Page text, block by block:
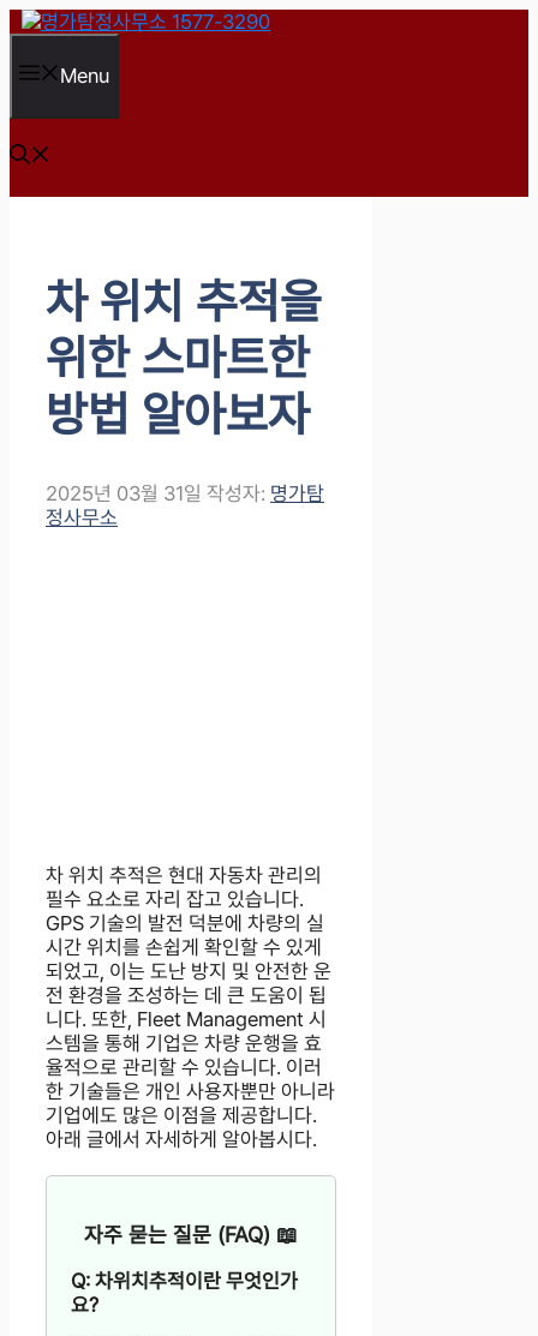
컨
츠
건
너
뛰
Menu
차 위치 추적을
위한 스마트한
방법 알아보자
2025년 03월 31일 작성자: 명가탐
정사무소
차 위치 추적은 현대 자동차 관리의
필수 요소로 자리 잡고 있습니다.
GPS 기술의 발전 덕분에 차량의 실
시간 위치를 손쉽게 확인할 수 있게
되었고, 이는 도난 방지 및 안전한 운
전 환경을 조성하는 데 큰 도움이 됩
니다. 또한, Fleet Management 시
스템을 통해 기업은 차량 운행을 효
율적으로 관리할 수 있습니다. 이러
한 기술들은 개인 사용자뿐만 아니라
기업에도 많은 이점을 제공합니다.
아래 글에서 자세하게 알아봅시다.
자주 묻는 질문 (FAQ) 📖
Q: 차위치추적이란 무엇인가
요?